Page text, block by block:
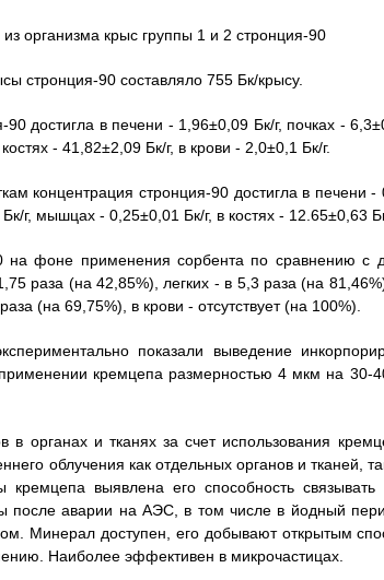
организма крыс группы 1 и 2 стронция-90
стронция-90 составляло 755 Бк/крысу.
достигла в печени - 1,96±0,09 Бк/г, почках -
- 41,82±2,09 Бк/г, в крови - 2,0±0,1 Бк/г.
концентрация стронция-90 достигла в печени
г, мышцах - 0,25±0,01 Бк/г, в костях - 12.65±0,63
на фоне применения сорбента по сравнению с
раза (на 42,85%), легких - в 5,3 раза (на
(на 69,75%), в крови - отсутствует (на 100%).
показали выведение
кремцепа размерностью 4 мкм на 30-
в органах и тканях за счет использования
облучения как отдельных органов и тканей,
выявлена его способность
после аварии на АЭС, в том числе в йодный
Минерал доступен, его добывают открытым
Наиболее эффективен в микрочастицах.